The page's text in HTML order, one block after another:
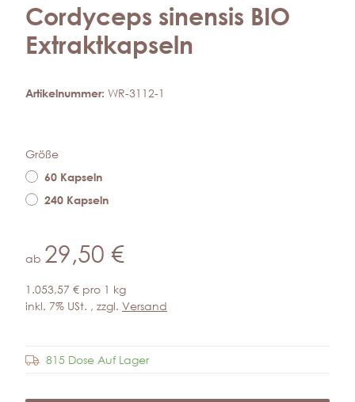
Cordyceps sinensis BIO
Extraktkapseln
Artikelnummer: WR-3112-1
Größe
60 Kapseln
240 Kapseln
ab 29,50 €
1.053,57 € pro 1 kg
inkl. 7% USt. , zzgl. Versand
815 Dose Auf Lager